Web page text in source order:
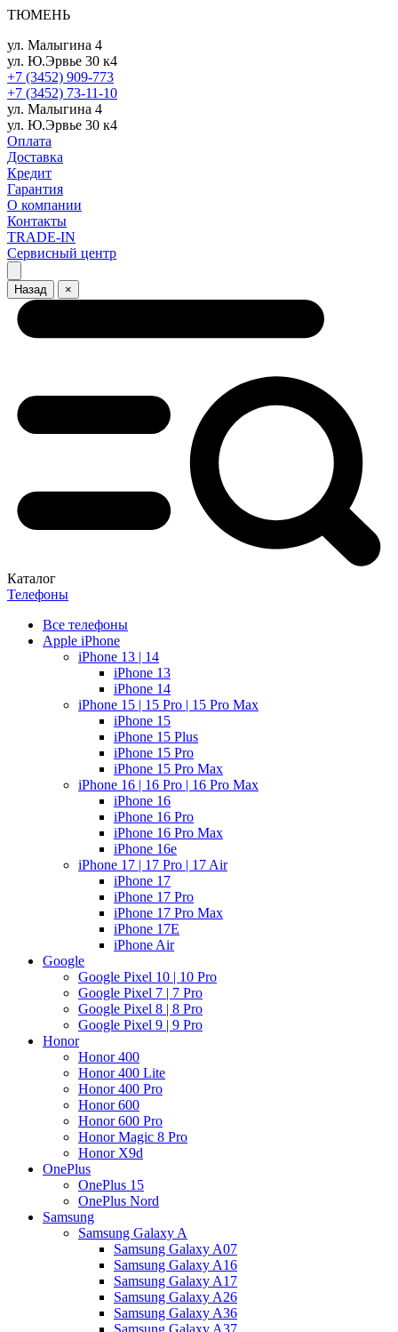
ТЮМЕНЬ
ул. Малыгина 4
ул. Ю.Эрвье 30 к4
+7 (3452) 909-773
+7 (3452) 73-11-10
ул. Малыгина 4
ул. Ю.Эрвье 30 к4
Оплата
Доставка
Кредит
Гарантия
О компании
Контакты
TRADE-IN
Сервисный центр
Назад ×
Каталог
Телефоны
Все телефоны
Apple iPhone
iPhone 13 | 14
iPhone 13
iPhone 14
iPhone 15 | 15 Pro | 15 Pro Max
iPhone 15
iPhone 15 Plus
iPhone 15 Pro
iPhone 15 Pro Max
iPhone 16 | 16 Pro | 16 Pro Max
iPhone 16
iPhone 16 Pro
iPhone 16 Pro Max
iPhone 16e
iPhone 17 | 17 Pro | 17 Air
iPhone 17
iPhone 17 Pro
iPhone 17 Pro Max
iPhone 17E
iPhone Air
Google
Google Pixel 10 | 10 Pro
Google Pixel 7 | 7 Pro
Google Pixel 8 | 8 Pro
Google Pixel 9 | 9 Pro
Honor
Honor 400
Honor 400 Lite
Honor 400 Pro
Honor 600
Honor 600 Pro
Honor Magic 8 Pro
Honor X9d
OnePlus
OnePlus 15
OnePlus Nord
Samsung
Samsung Galaxy A
Samsung Galaxy A07
Samsung Galaxy A16
Samsung Galaxy A17
Samsung Galaxy A26
Samsung Galaxy A36